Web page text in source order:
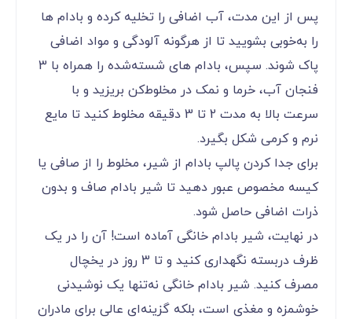
پس از این مدت، آب اضافی را تخلیه کرده و بادام‌ ها
را به‌خوبی بشویید تا از هرگونه آلودگی و مواد اضافی
پاک شوند. سپس، بادام‌ های شسته‌شده را همراه با 3
فنجان آب، خرما و نمک در مخلوط‌کن بریزید و با
سرعت بالا به مدت 2 تا 3 دقیقه مخلوط کنید تا مایع
نرم و کرمی شکل بگیرد.
برای جدا کردن پالپ بادام از شیر، مخلوط را از صافی یا
کیسه مخصوص عبور دهید تا شیر بادام صاف و بدون
ذرات اضافی حاصل شود.
در نهایت، شیر بادام خانگی آماده است! آن را در یک
ظرف دربسته نگهداری کنید و تا 3 روز در یخچال
مصرف کنید. شیر بادام خانگی نه‌تنها یک نوشیدنی
خوشمزه و مغذی است، بلکه گزینه‌ای عالی برای مادران